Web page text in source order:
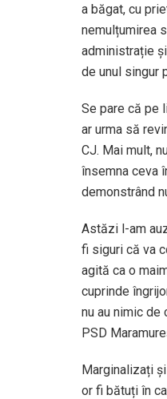
a băgat, cu
nemulțumirea
administrație
de unul singur
Se pare că pe
ar urma să
CJ. Mai mult,
însemna ceva
demonstrând
Astăzi l-am
fi siguri că va
agită ca o
cuprinde
nu au nimic de
PSD
Marginalizați
or fi bătuți în